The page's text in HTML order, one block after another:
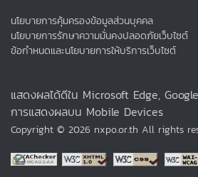
นโยบายการคุ้มครองข้อมูลส่วนบุคคล
นโยบายการรักษาความมั่นคงปลอดภัยเว็บไซต์
ข้อกำหนดและนโยบายการให้บริการเว็บไซต์
แสดงผลได้ดีใน Microsoft Edge,
การแสดงผลบน Mobile Devices
Copyright © 2026 nxpo.or.th All rights